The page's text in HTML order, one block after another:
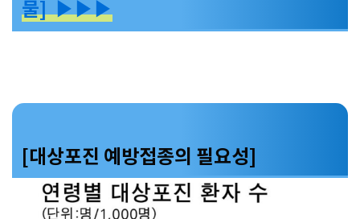
물] ▶▶▶
[대상포진 예방접종의 필요성]